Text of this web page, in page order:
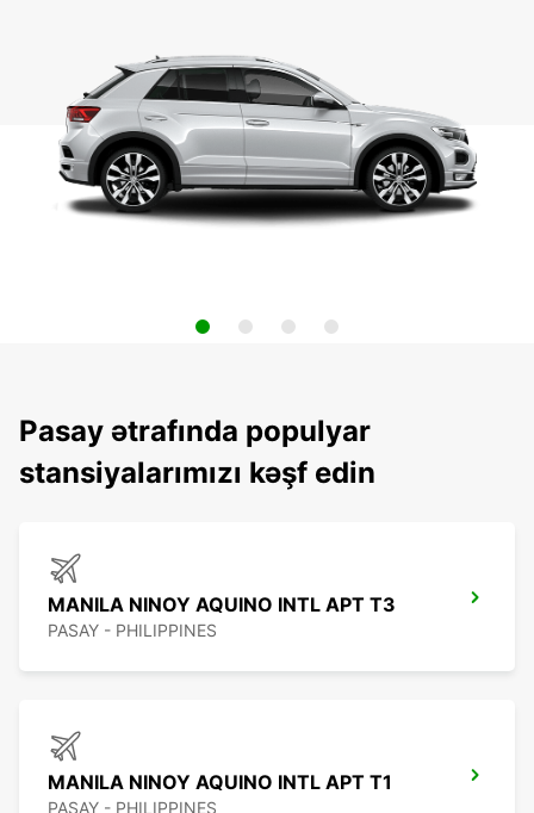
Pasay ətrafında populyar
stansiyalarımızı kəşf edin
MANILA NINOY AQUINO INTL APT T3
PASAY - PHILIPPINES
MANILA NINOY AQUINO INTL APT T1
PASAY - PHILIPPINES